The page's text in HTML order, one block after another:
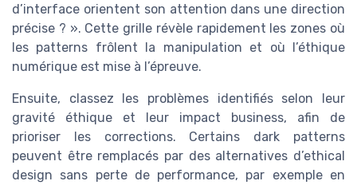
d’interface orientent son attention dans une direction
précise ? ». Cette grille révèle rapidement les zones où
les patterns frôlent la manipulation et où l’éthique
numérique est mise à l’épreuve.
Ensuite, classez les problèmes identifiés selon leur
gravité éthique et leur impact business, afin de
prioriser les corrections. Certains dark patterns
peuvent être remplacés par des alternatives d’ethical
design sans perte de performance, par exemple en